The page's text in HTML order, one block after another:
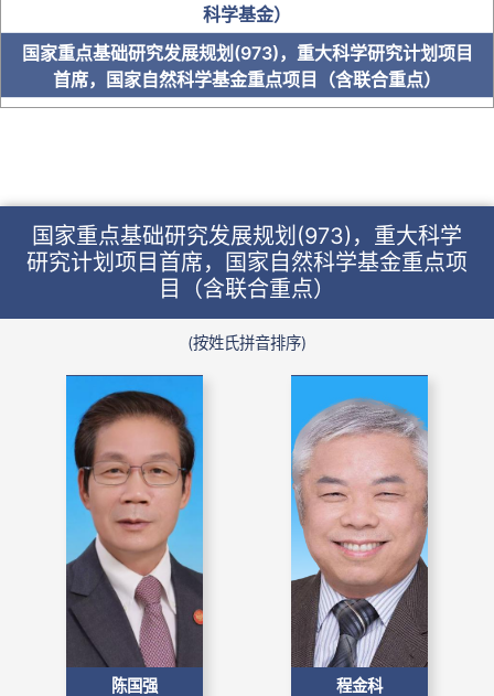
科学基金）
国家重点基础研究发展规划(973)，重大科学研究计划项目
首席，国家自然科学基金重点项目（含联合重点）
教育部“新世纪优秀人才支持计划”
全国优秀教师及名师
博士研究生导师
国家重点基础研究发展规划(973)，重大科学
研究计划项目首席，国家自然科学基金重点项
目（含联合重点）
(按姓氏拼音排序)
陈国强 程金科